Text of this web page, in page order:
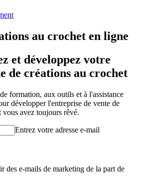
au crochet en ligne
et développez votre
de créations au crochet
formation, aux outils et à l'assistance
développer l'entreprise de vente de
avez toujours rêvé.
Entrez votre adresse e-mail
des e-mails de marketing de la part de